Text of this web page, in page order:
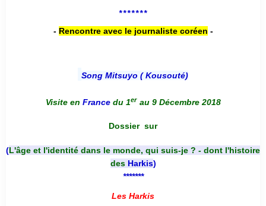
*******
- Rencontre avec le journaliste coréen -
Song Mitsuyo ( Kousouté)
Visite en France du 1er au 9 Décembre 2018
Dossier sur
(L'âge et l'identité dans le monde, qui suis-je ? - dont l'histoire
des Harkis)
*******
Les Harkis